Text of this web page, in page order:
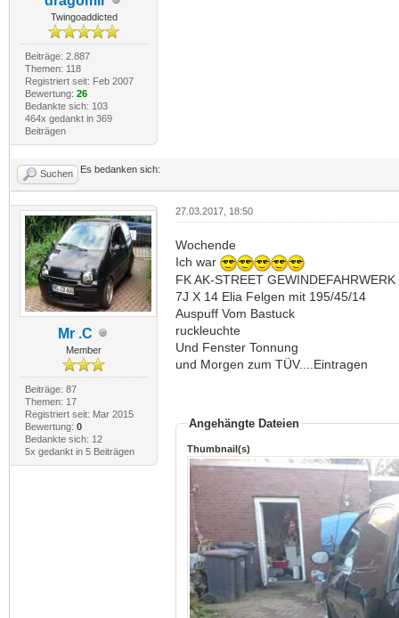
Twingoaddicted
Beiträge: 2.887
Themen: 118
Registriert seit: Feb 2007
Bewertung: 26
Bedankte sich: 103
464x gedankt in 369
Beiträgen
Suchen Es bedanken sich:
Mr .C
Member
Beiträge: 87
Themen: 17
Registriert seit: Mar 2015
Bewertung: 0
Bedankte sich: 12
5x gedankt in 5 Beiträgen
27.03.2017, 18:50
Wochende
Ich war
FK AK-STREET GEWINDEFAHRWERK
7J X 14 Elia Felgen mit 195/45/14
Auspuff Vom Bastuck
ruckleuchte
Und Fenster Tonnung
und Morgen zum TÜV....Eintragen
Angehängte Dateien
Thumbnail(s)